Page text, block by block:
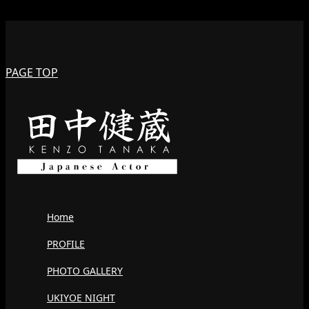
PAGE TOP
Home
PROFILE
PHOTO GALLERY
UKIYOE NIGHT